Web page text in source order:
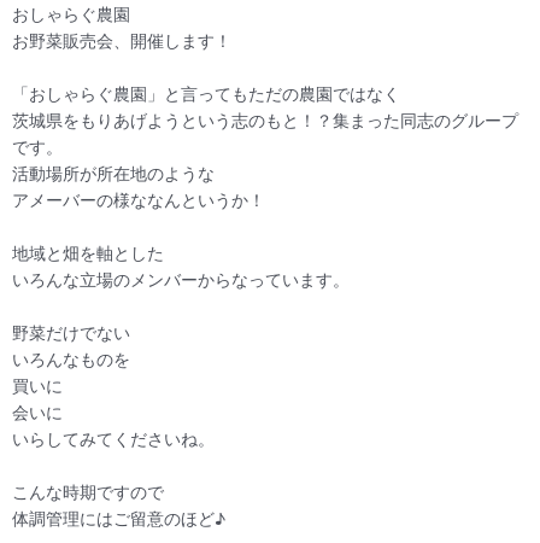
おしゃらぐ農園
お野菜販売会、開催します！
「おしゃらぐ農園」と言ってもただの農園ではなく
茨城県をもりあげようという志のもと！？集まった同志のグループ
です。
活動場所が所在地のような
アメーバーの様ななんというか！
地域と畑を軸とした
いろんな立場のメンバーからなっています。
野菜だけでない
いろんなものを
買いに
会いに
いらしてみてくださいね。
こんな時期ですので
体調管理にはご留意のほど♪